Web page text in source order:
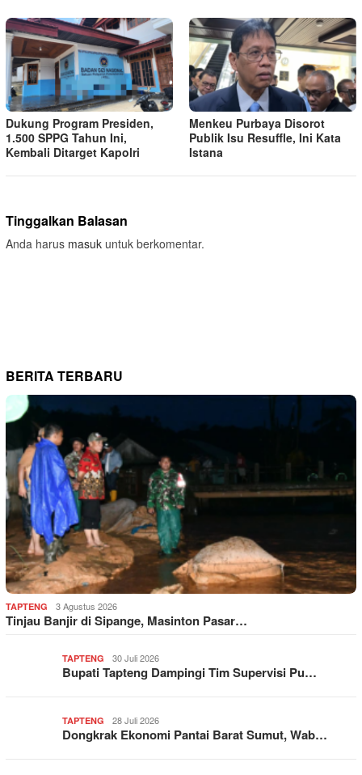
Dukung Program Presiden,
1.500 SPPG Tahun Ini,
Kembali Ditarget Kapolri
Menkeu Purbaya Disorot
Publik Isu Resuffle, Ini Kata
Istana
Tinggalkan Balasan
Anda harus masuk untuk berkomentar.
BERITA TERBARU
TAPTENG 3 Agustus 2026
Tinjau Banjir di Sipange, Masinton Pasar…
TAPTENG 30 Juli 2026
Bupati Tapteng Dampingi Tim Supervisi Pu…
TAPTENG 28 Juli 2026
Dongkrak Ekonomi Pantai Barat Sumut, Wab…